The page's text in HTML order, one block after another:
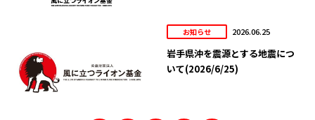
お知らせ 2026.06.25
岩手県沖を震源とする地震につ
いて(2026/6/25)